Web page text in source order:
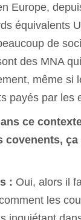
Europe,
équivalents
de
des MNA
même si
payés par les
ce
ça
: Oui, alors il
les